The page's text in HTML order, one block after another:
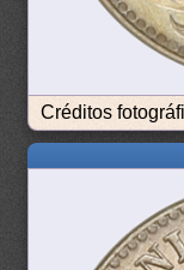
Créditos